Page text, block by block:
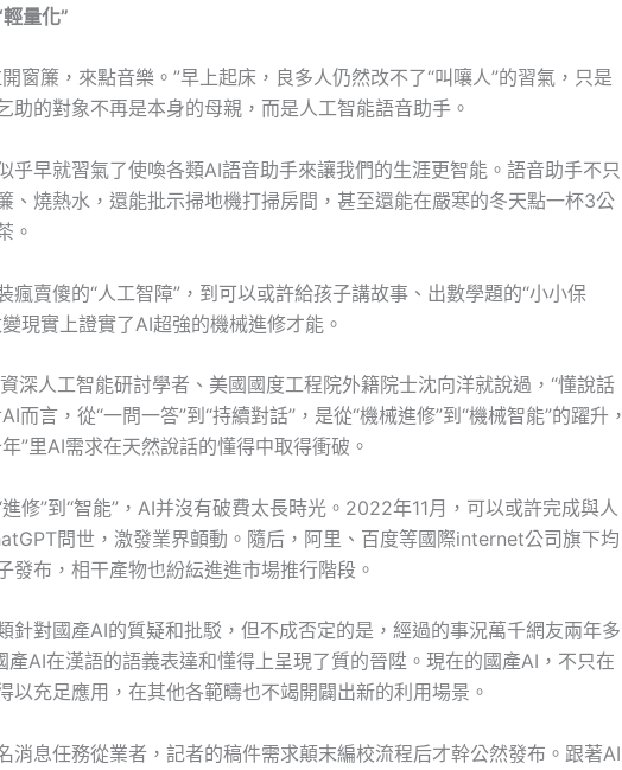
量化”
窗簾，來點音樂。”早上起床，良多人仍然改不了“叫嚷人”的習氣，只是
助的對象不再是本身的母親，而是人工智能語音助手。
乎早就習氣了使喚各類AI語音助手來讓我們的生涯更智能。語音助手不只
、燒熱水，還能批示掃地機打掃房間，甚至還能在嚴寒的冬天點一杯3公
。
瘋賣傻的“人工智障”，到可以或許給孩子講故事、出數學題的“小小保
現實上證實了AI超強的機械進修才能。
深人工智能研討學者、美國國度工程院外籍院士沈向洋就說過，“懂說話
而言，從“一問一答”到“持續對話”，是從“機械進修”到“機械智能”的躍升，
”里AI需求在天然說話的懂得中取得衝破。
修”到“智能”，AI并沒有破費太長時光。2022年11月，可以或許完成與人
問世，激發業界顫動。隨后，阿里、百度等國際internet公司旗下均
發布，相干產物也紛紜進進市場推行階段。
針對國產AI的質疑和批駁，但不成否定的是，經過的事況萬千網友兩年多
產AI在漢語的語義表達和懂得上呈現了質的晉陞。現在的國產AI，不只在
以充足應用，在其他各範疇也不竭開闢出新的利用場景。
消息任務從業者，記者的稿件需求顛末編校流程后才幹公然發布。跟著AI